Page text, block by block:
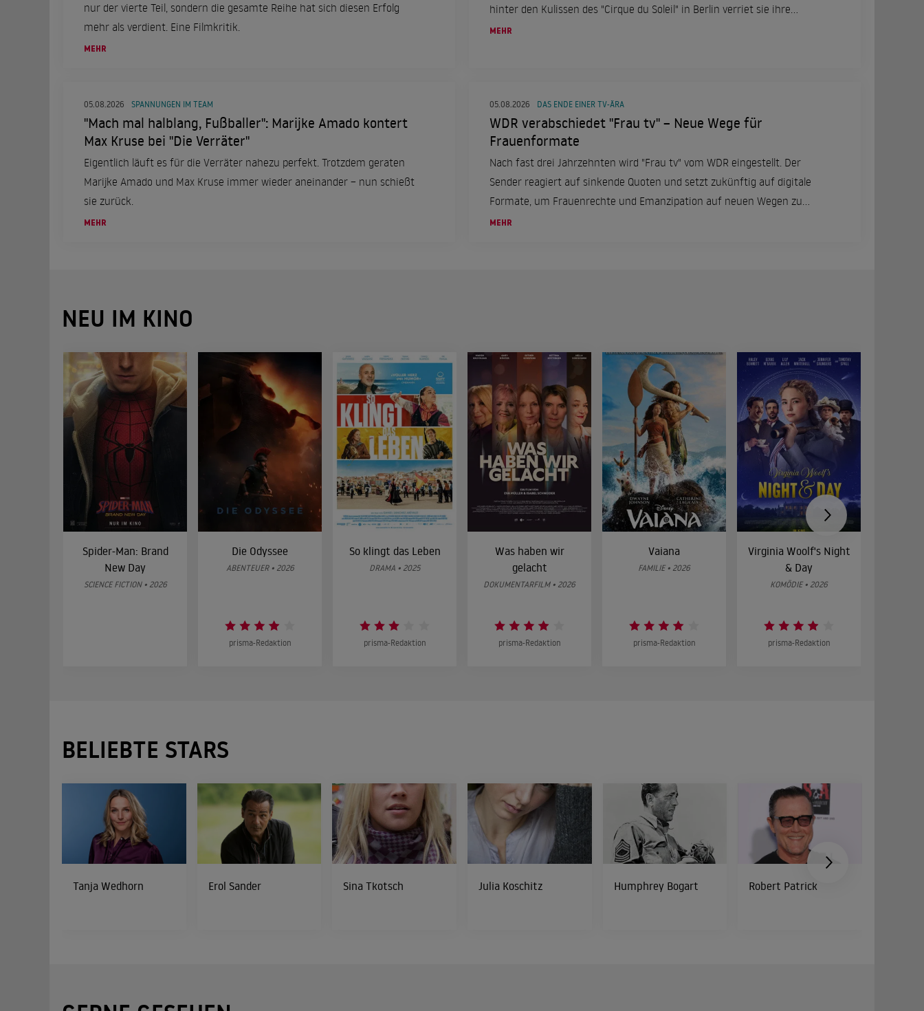
nur der vierte Teil, sondern die gesamte Reihe hat sich diesen Erfolg
mehr als verdient. Eine Filmkritik.
MEHR
hinter den Kulissen des "Cirque du Soleil" in Berlin verriet sie ihre
Ambitionen und sprach über ihre Erfahrungen bei "Die Verräter".
MEHR
05.08.2026 SPANNUNGEN IM TEAM
"Mach mal halblang, Fußballer": Marijke Amado kontert
Max Kruse bei "Die Verräter"
Eigentlich läuft es für die Verräter nahezu perfekt. Trotzdem geraten
Marijke Amado und Max Kruse immer wieder aneinander – nun schießt
sie zurück.
MEHR
05.08.2026 DAS ENDE EINER TV-ÄRA
WDR verabschiedet "Frau tv" – Neue Wege für
Frauenformate
Nach fast drei Jahrzehnten wird "Frau tv" vom WDR eingestellt. Der
Sender reagiert auf sinkende Quoten und setzt zukünftig auf digitale
Formate, um Frauenrechte und Emanzipation auf neuen Wegen zu
thematisieren.
MEHR
NEU IM KINO
Spider-Man: Brand
New Day
SCIENCE FICTION • 2026
Die Odyssee
ABENTEUER • 2026
prisma-Redaktion
So klingt das Leben
DRAMA • 2025
prisma-Redaktion
Was haben wir
gelacht
DOKUMENTARFILM • 2026
prisma-Redaktion
Vaiana
FAMILIE • 2026
prisma-Redaktion
Virginia Woolf's Night
& Day
KOMÖDIE • 2026
prisma-Redaktion
BELIEBTE STARS
Tanja Wedhorn Erol Sander Sina Tkotsch Julia Koschitz Humphrey Bogart Robert Patrick